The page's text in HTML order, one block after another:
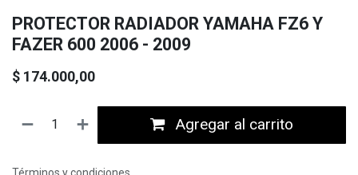
PROTECTOR RADIADOR YAMAHA FZ6 Y
FAZER 600 2006 - 2009
$ 174.000,00
Agregar al carrito
Términos y condiciones